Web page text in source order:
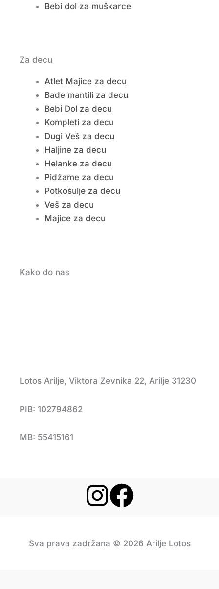
Bebi dol za muškarce
Za decu
Atlet Majice za decu
Bade mantili za decu
Bebi Dol za decu
Kompleti za decu
Dugi Veš za decu
Haljine za decu
Helanke za decu
Pidžame za decu
Potkošulje za decu
Veš za decu
Majice za decu
Kako do nas
Lotos Arilje, Viktora Zevnika 22, Arilje 31230
PIB: 102794862
MB: 55415161
Sva prava zadržana © 2026 Arilje Lotos